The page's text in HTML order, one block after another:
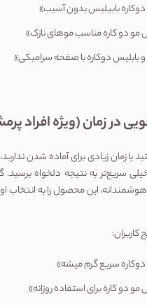
دوکاره بابیلیس بدون آسیب»
مو دو کاره مناسب موهای نازک»
و بابلیس دوکاره با صفحه سرامیکی»
یا زمان زیادی برای آماده شدن ندارید،
دوکاره سریع گرم میشه»
مو دو کاره برای استفاده روزانه»